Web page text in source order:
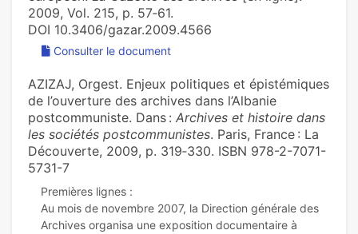
2009, Vol. 215, p. 57‑61.
DOI 10.3406/gazar.2009.4566
Consulter le document
AZIZAJ, Orgest. Enjeux politiques et épistémiques
de l’ouverture des archives dans l’Albanie
postcommuniste. Dans : Archives et histoire dans
les sociétés postcommunistes. Paris, France : La
Découverte, 2009, p. 319‑330. ISBN 978-2-7071-
5731-7
Premières lignes :
Au mois de novembre 2007, la Direction générale des
Archives organisa une exposition documentaire à